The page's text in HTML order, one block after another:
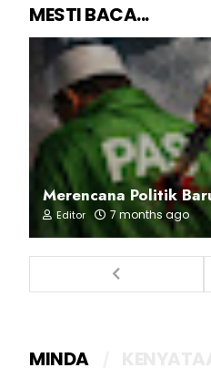
MESTI BACA...
Merencana Politik
Editor 7 months ago
MINDA